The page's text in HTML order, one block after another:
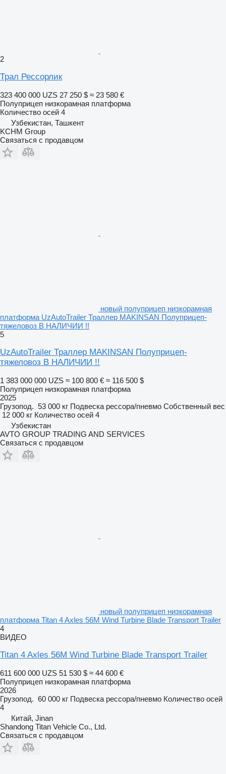
2
Трал Рессорлик
323 400 000 UZS 27 250 $ ≈ 23 580 €
Полуприцеп низкорамная платформа
Количество осей 4
Узбекистан, Ташкент
KCHM Group
Связаться с продавцом
новый полуприцеп низкорамная
платформа UzAutoTrailer Траллер MAKINSAN Полуприцеп-
тяжеловоз В НАЛИЧИИ !!
5
UzAutoTrailer Траллер MAKINSAN Полуприцеп-
тяжеловоз В НАЛИЧИИ !!
1 383 000 000 UZS ≈ 100 800 € ≈ 116 500 $
Полуприцеп низкорамная платформа
2025
Грузопод. 53 000 кг Подвеска рессора/пневмо Собственный вес
12 000 кг Количество осей 4
Узбекистан
AVTO GROUP TRADING AND SERVICES
Связаться с продавцом
новый полуприцеп низкорамная
платформа Titan 4 Axles 56M Wind Turbine Blade Transport Trailer
4
ВИДЕО
Titan 4 Axles 56M Wind Turbine Blade Transport Trailer
611 600 000 UZS 51 530 $ ≈ 44 600 €
Полуприцеп низкорамная платформа
2026
Грузопод. 60 000 кг Подвеска рессора/пневмо Количество осей
4
Китай, Jinan
Shandong Titan Vehicle Co., Ltd.
Связаться с продавцом